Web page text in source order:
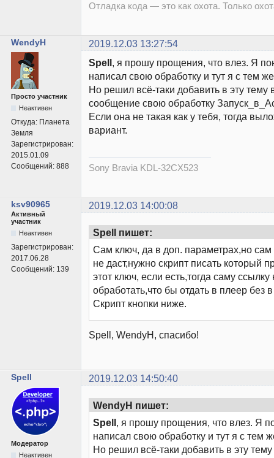
Отладка кода — это как охота. Только
WendyH 2019.12.03 13:27:54
Просто участник
Неактивен
Откуда: Планета
Земля
Зарегистрирован:
2015.01.09
Сообщений: 888
Spell, я прошу прощения, что влез. Я
написал свою обработку и тут я с тем
Но решил всё-таки добавить в эту тему
сообщение свою обработку
Если она не такая как у тебя, тогда
вариант.
Sony Bravia KDL-32CX523
ksv90965 2019.12.03 14:00:08
Активный
участник
Неактивен
Зарегистрирован:
2017.06.28
Сообщений: 139
Spell пишет:
Сам ключ, да в доп. параметрах,но сам
не даст,нужно скрипт писать который
этот ключ, если есть,тогда саму
обработать,что бы отдать в плеер без
Скрипт кнопки ниже.
Spell, WendyH, спасибо!
Spell 2019.12.03 14:50:40
Модератор
Неактивен
WendyH пишет:
Spell, я прошу прощения, что влез. Я
написал свою обработку и тут я с тем
Но решил всё-таки добавить в эту